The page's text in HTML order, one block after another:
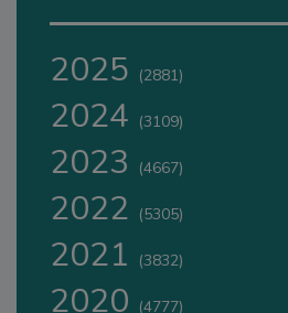
2025 (2881)
2024 (3109)
2023 (4667)
2022 (5305)
2021 (3832)
2020 (4777)